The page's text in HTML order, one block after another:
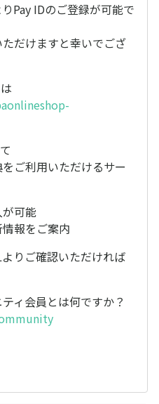
Pay IDのご登録が可能で
だけますと幸いでござ
ご利用いただけるサー
が可能
報をご案内
りご確認いただければ
ィ会員とは何ですか？